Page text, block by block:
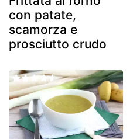
con patate,
scamorza e
prosciutto crudo